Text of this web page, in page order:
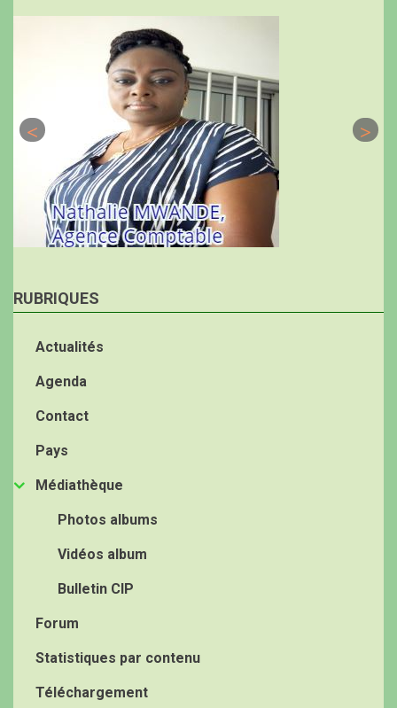
RUBRIQUES
Actualités
Agenda
Contact
Pays
Médiathèque
Photos albums
Vidéos album
Bulletin CIP
Forum
Statistiques par contenu
Téléchargement